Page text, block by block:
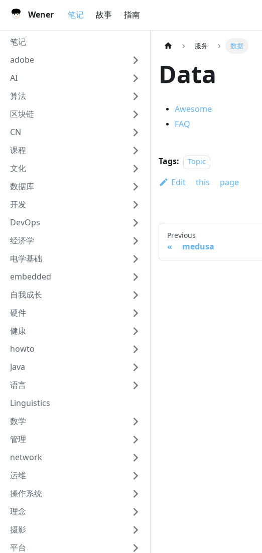
Wener 笔记 故事 指南
笔记
adobe
AI
算法
区块链
CN
课程
文化
数据库
开发
DevOps
经济学
电学基础
embedded
自我成长
硬件
健康
howto
Java
语言
Linguistics
数学
管理
network
运维
操作系统
理念
摄影
平台
服务 数据
Data
Awesome
FAQ
Tags: Topic
Edit this page
Previous
medusa